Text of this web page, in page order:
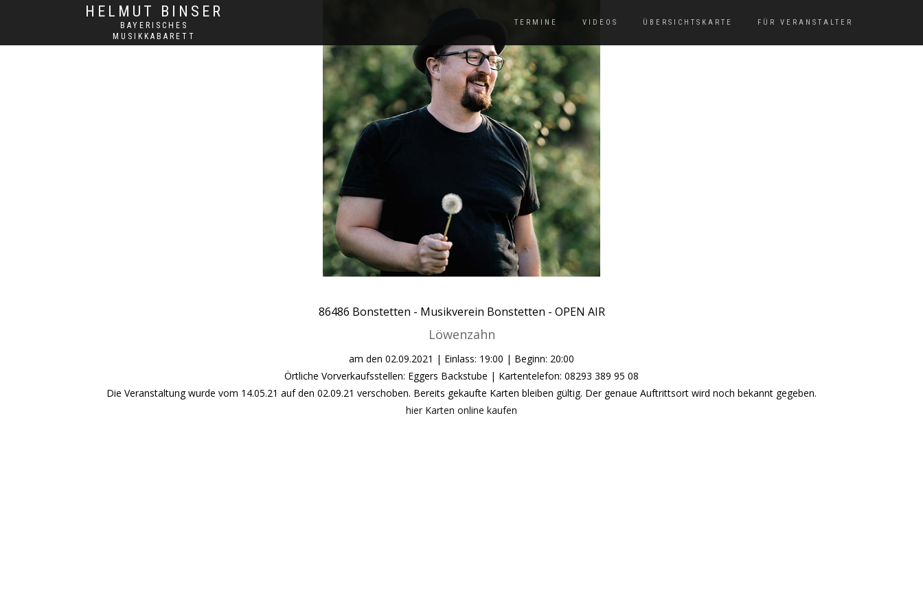
HELMUT BINSER
BAYERISCHES
MUSIKKABARETT
TERMINE VIDEOS ÜBERSICHTSKARTE FÜR VERANSTALTER
86486 Bonstetten - Musikverein Bonstetten - OPEN AIR
Löwenzahn
am den 02.09.2021 | Einlass: 19:00 | Beginn: 20:00
Örtliche Vorverkaufsstellen: Eggers Backstube | Kartentelefon: 08293 389 95 08
Die Veranstaltung wurde vom 14.05.21 auf den 02.09.21 verschoben. Bereits gekaufte Karten bleiben gültig. Der genaue Auftrittsort wird noch bekannt gegeben.
hier Karten online kaufen